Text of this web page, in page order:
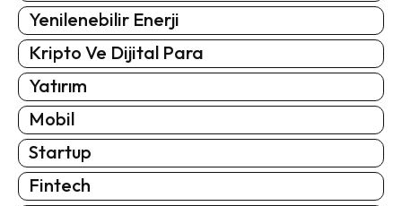
Yenilenebilir Enerji
Kripto Ve Dijital Para
Yatırım
Mobil
Startup
Fintech